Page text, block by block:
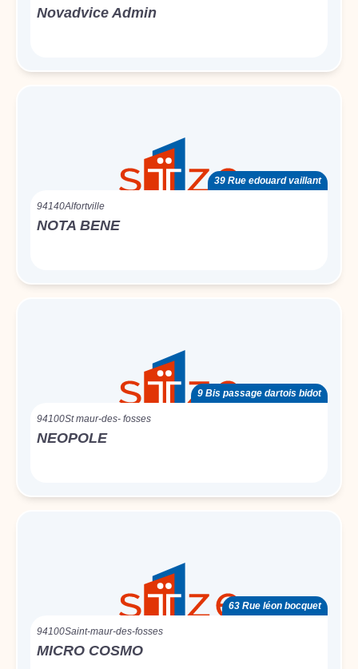
Novadvice Admin
39 Rue edouard vaillant
94140Alfortville
NOTA BENE
9 Bis passage dartois bidot
94100St maur-des- fosses
NEOPOLE
63 Rue léon bocquet
94100Saint-maur-des-fosses
MICRO COSMO